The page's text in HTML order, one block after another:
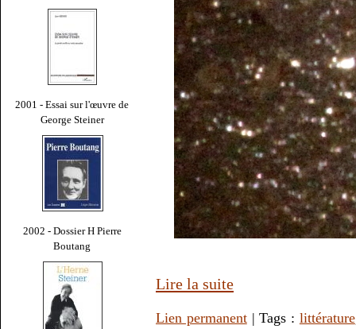
2001 - Essai sur l'œuvre de
George Steiner
2002 - Dossier H Pierre
Boutang
Lire la suite
Lien permanent| Tags : littérature